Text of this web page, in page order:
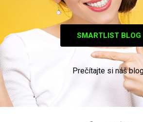
SMARTLIST BLOG
Prečítajte si náš